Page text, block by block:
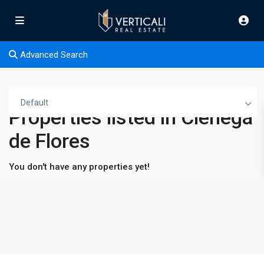
Advanced Search
Default
Properties listed in Ciénega
de Flores
You don't have any properties yet!